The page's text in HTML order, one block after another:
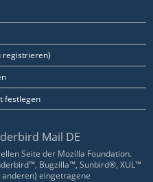
registrieren)
festlegen
Mail DE
Seite der Mozilla Foundation.
Bugzilla™, Sunbird®, XUL™
eingetragene